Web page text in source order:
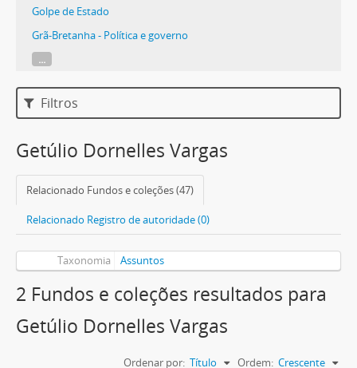
Golpe de Estado
Grã-Bretanha - Política e governo
...
Filtros
Getúlio Dornelles Vargas
Relacionado Fundos e coleções (47)
Relacionado Registro de autoridade (0)
Taxonomia Assuntos
2 Fundos e coleções resultados para
Getúlio Dornelles Vargas
Ordenar por: Título Ordem: Crescente